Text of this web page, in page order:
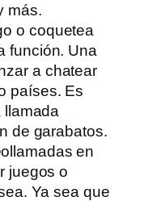
más.
o coquetea
función. Una
a chatear
países. Es
llamada
de garabatos.
en
juegos o
Ya sea que